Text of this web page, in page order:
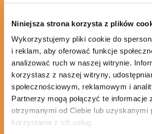
Niniejsza strona korzysta z plików
Wykorzystujemy pliki cookie do
i reklam, aby oferować funkcje
analizować ruch w naszej witrynie.
korzystasz z naszej witryny,
społecznościowym, reklamowym i
Partnerzy mogą połączyć te informacje
otrzymanymi od Ciebie lub uzyskanymi
korzystania z ich usług.
Napisz lub zadzwoń –
porozmawiajmy!
marketing@product.pl
785 868 000